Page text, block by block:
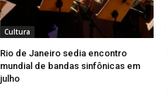
Cultura
Rio de Janeiro sedia encontro
mundial de bandas sinfônicas em
julho